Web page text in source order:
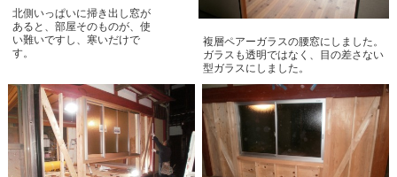
北側いっぱいに掃き出し窓が
あると、部屋そのものが、使
い難いですし、寒いだけで
す。
複層ペアーガラスの腰窓にしました。
ガラスも透明ではなく、目の差さない
型ガラスにしました。